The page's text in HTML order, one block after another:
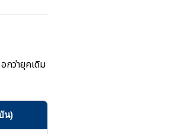
กว่ายุคเดิม
น)